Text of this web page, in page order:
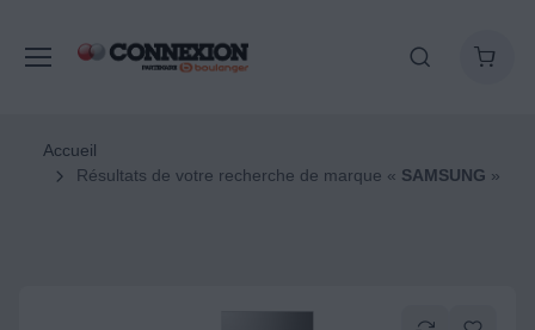
Accueil
Résultats de votre recherche de marque « SAMSUNG »